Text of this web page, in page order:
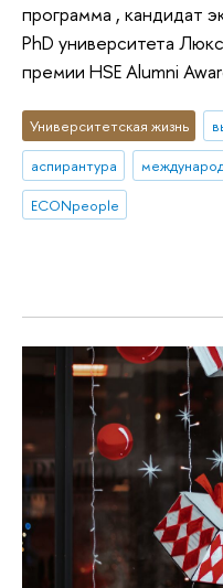
программа , кандидат
PhD университета
премии HSE Alumni
Университетская жизнь
аспирантура
ECONpeople